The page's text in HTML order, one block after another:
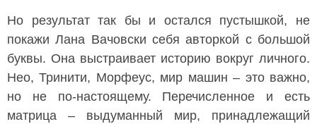
Но результат так бы и остался пустышкой, не
покажи Лана Вачовски себя авторкой с большой
буквы. Она выстраивает историю вокруг личного.
Нео, Тринити, Морфеус, мир машин – это важно,
но не по-настоящему. Перечисленное и есть
матрица – выдуманный мир, принадлежащий